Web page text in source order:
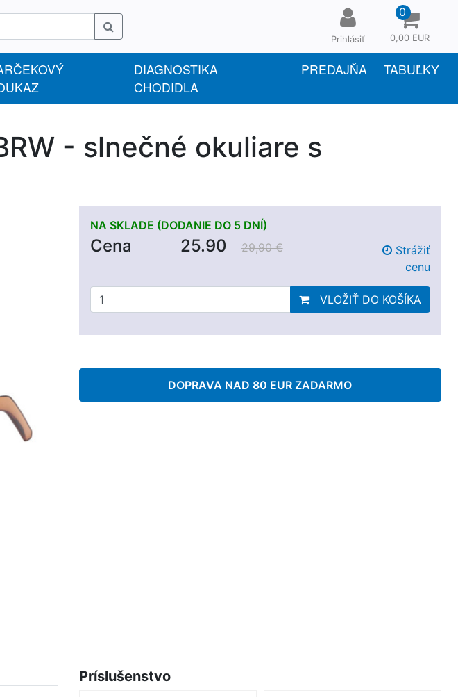
Prihlásiť
0
0,00 EUR
DIAGNOSTIKA
CHODIDLA
PREDAJŇA TABUĽKY
- slnečné okuliare s
NA SKLADE (DODANIE DO 5 DNÍ)
Cena 25.90 29,90 €
Strážiť
cenu
VLOŽIŤ DO KOŠÍKA
DOPRAVA NAD 80 EUR ZADARMO
Príslušenstvo